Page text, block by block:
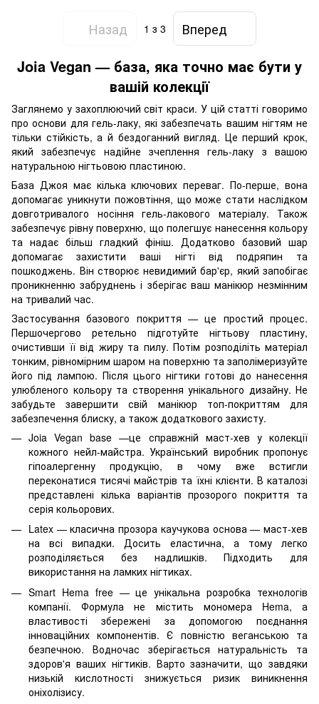
Назад 1 з 3 Вперед
Joia Vegan — база, яка точно має бути у
вашій колекції
Заглянемо у захоплюючий світ краси. У цій статті говоримо
про основи для гель-лаку, які забезпечать вашим нігтям не
тільки стійкість, а й бездоганний вигляд. Це перший крок,
який забезпечує надійне зчеплення гель-лаку з вашою
натуральною нігтьовою пластиною.
База Джоя має кілька ключових переваг. По-перше, вона
допомагає уникнути пожовтіння, що може стати наслідком
довготривалого носіння гель-лакового матеріалу. Також
забезпечує рівну поверхню, що полегшує нанесення кольору
та надає більш гладкий фініш. Додатково базовий шар
допомагає захистити ваші нігті від подряпин та
пошкоджень. Він створює невидимий бар'єр, який запобігає
проникненню забруднень і зберігає ваш манікюр незмінним
на тривалий час.
Застосування базового покриття — це простий процес.
Першочергово ретельно підготуйте нігтьову пластину,
очистивши її від жиру та пилу. Потім розподіліть матеріал
тонким, рівномірним шаром на поверхню та заполімеризуйте
його під лампою. Після цього нігтики готові до нанесення
улюбленого кольору та створення унікального дизайну. Не
забудьте завершити свій манікюр топ-покриттям для
забезпечення блиску, а також додаткового захисту.
Joia Vegan base —це справжній маст-хев у колекції
кожного нейл-майстра. Український виробник пропонує
гіпоалергенну продукцію, в чому вже встигли
переконатися тисячі майстрів та їхні клієнти. В каталозі
представлені кілька варіантів прозорого покриття та
серія кольорових.
Latex — класична прозора каучукова основа — маст-хев
на всі випадки. Досить еластична, а тому легко
розподіляється без надлишків. Підходить для
використання на ламких нігтиках.
Smart Hema free — це унікальна розробка технологів
компанії. Формула не містить мономера Hema, а
властивості збережені за допомогою поєднання
інноваційних компонентів. Є повністю веганською та
безпечною. Водночас зберігається натуральність та
здоров'я ваших нігтиків. Варто зазначити, що завдяки
низькій кислотності знижується ризик виникнення
оніхолізису.